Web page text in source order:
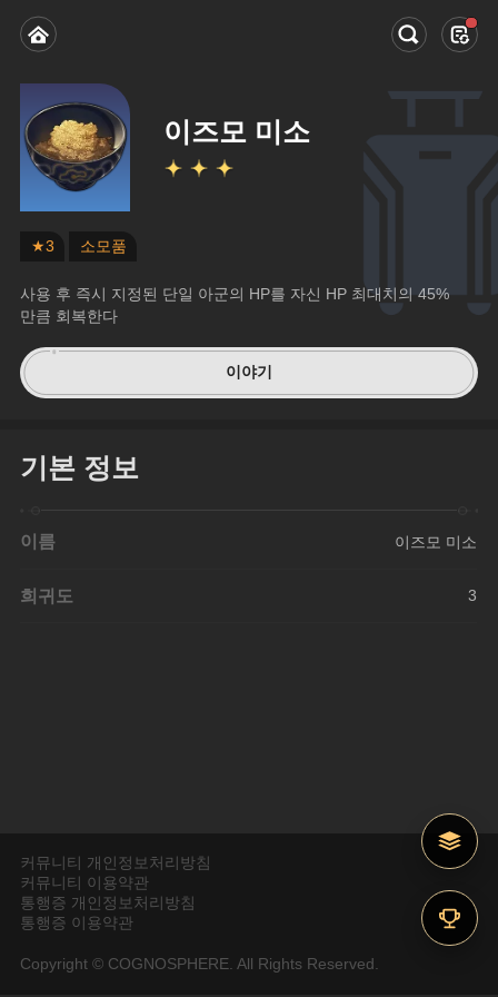
이즈모 미소
★3 소모품
사용 후 즉시 지정된 단일 아군의 HP를 자신 HP 최대치의 45%
만큼 회복한다
이야기
기본 정보
이름 이즈모 미소
희귀도 3
커뮤니티 개인정보처리방침
커뮤니티 이용약관
통행증 개인정보처리방침
통행증 이용약관
Copyright © COGNOSPHERE. All Rights Reserved.